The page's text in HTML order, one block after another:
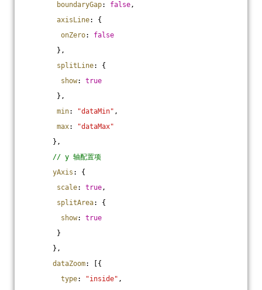
boundaryGap: false,
axisLine: {
onZero: false
},
splitLine: {
show: true
},
min: "dataMin" ,
max:
"dataMax"
},
// y 轴配置项
yAxis : {
scale: true,
splitArea: {
show: true
}
},
dataZoom: [{
type: "inside" ,